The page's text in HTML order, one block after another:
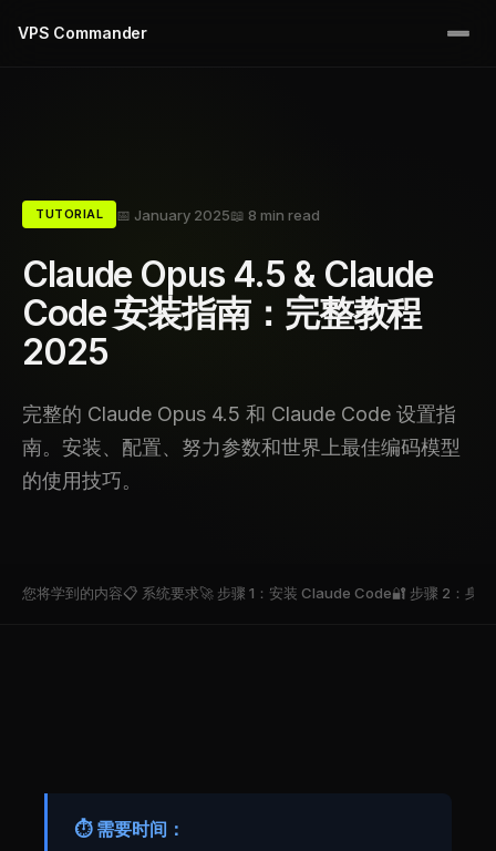
VPS Commander
TUTORIAL 📅 January 2025📖 8 min read
Claude Opus 4.5 & Claude
Code 安装指南：完整教程
2025
完整的 Claude Opus 4.5 和 Claude Code 设置指
南。安装、配置、努力参数和世界上最佳编码模型
的使用技巧。
您将学到的内容📋 系统要求🚀 步骤 1：安装 Claude Code🔐 步骤 2：身
⏱️ 需要时间：